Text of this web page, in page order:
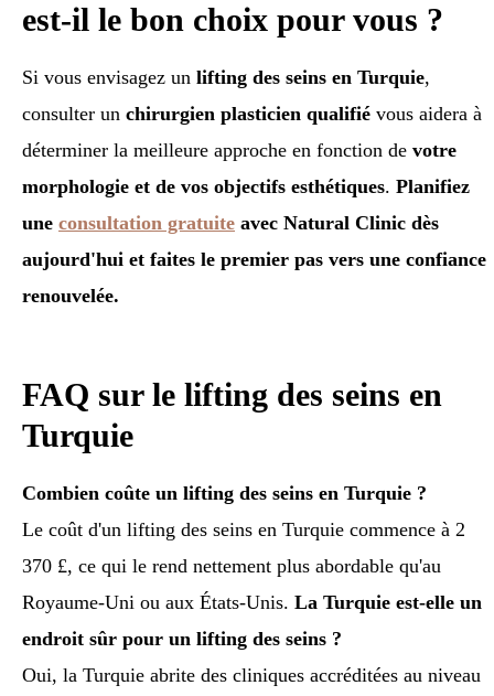
est-il le bon choix pour vous ?
Si vous envisagez un lifting des seins en Turquie,
consulter un chirurgien plasticien qualifié vous aidera à
déterminer la meilleure approche en fonction de votre
morphologie et de vos objectifs esthétiques. Planifiez
une consultation gratuite avec Natural Clinic dès
aujourd'hui et faites le premier pas vers une confiance
renouvelée.
FAQ sur le lifting des seins en
Turquie
Combien coûte un lifting des seins en Turquie ?
Le coût d'un lifting des seins en Turquie commence à 2
370 £, ce qui le rend nettement plus abordable qu'au
Royaume-Uni ou aux États-Unis. La Turquie est-elle un
endroit sûr pour un lifting des seins ?
Oui, la Turquie abrite des cliniques accréditées au niveau